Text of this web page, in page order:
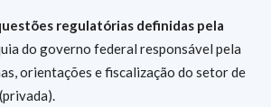
regulatórias definidas pela
do governo federal responsável pela
orientações e fiscalização do setor de